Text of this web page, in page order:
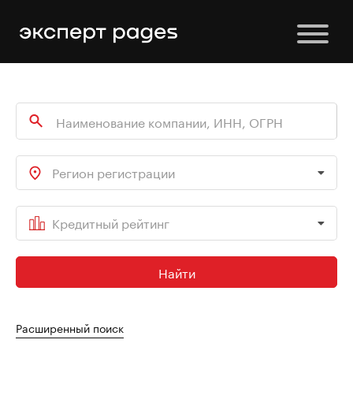
Регион регистрации
Кредитный рейтинг
Найти
Расширенный поиск